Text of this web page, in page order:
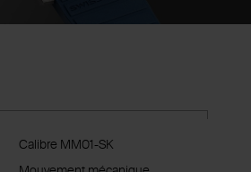
Calibre MM01-SK